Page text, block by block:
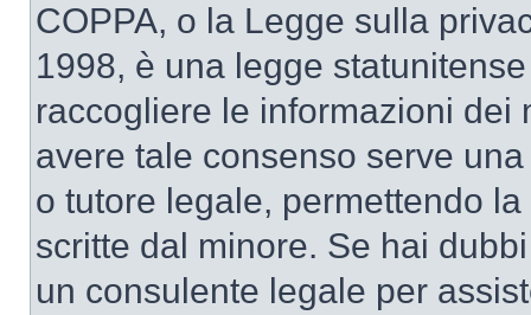
COPPA, o la Legge sulla
1998, è una legge
raccogliere le informazioni dei
avere tale consenso serve
o tutore legale, permettendo
scritte dal minore. Se hai
un consulente legale per